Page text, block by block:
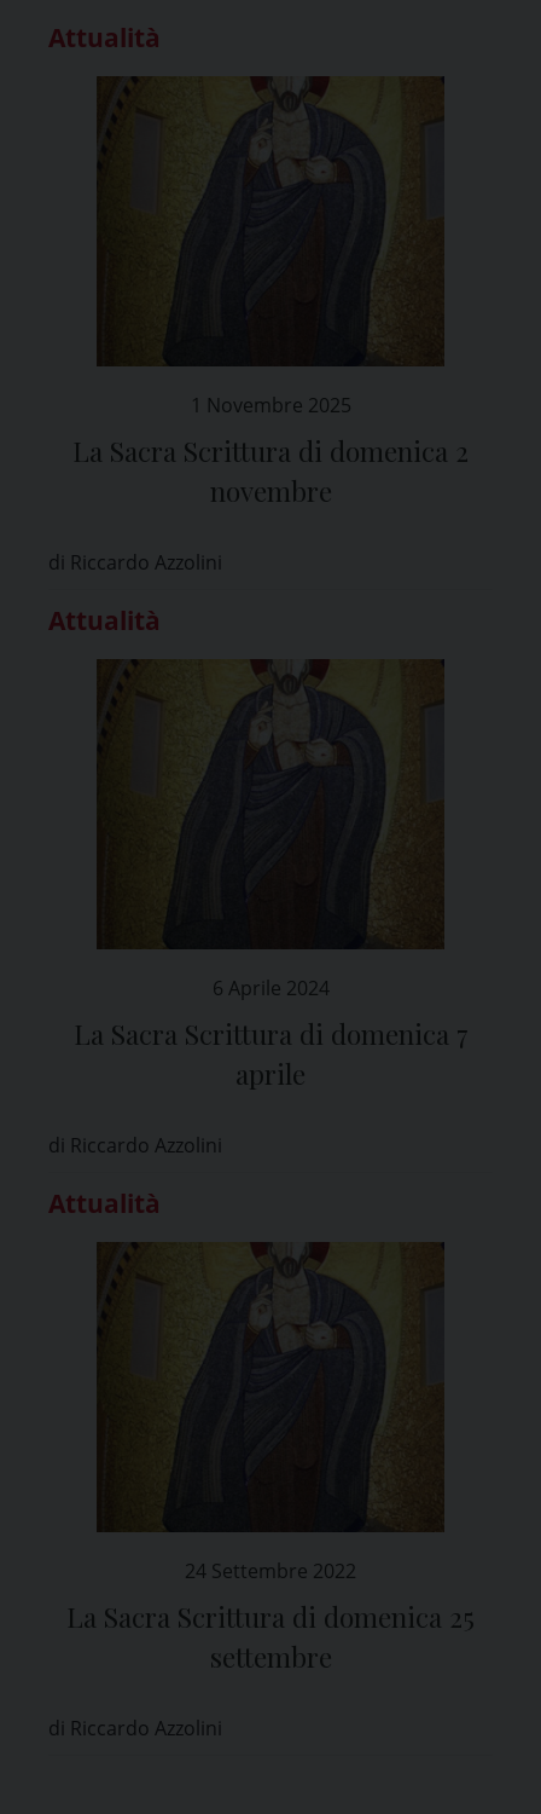
Attualità
1 Novembre 2025
La Sacra Scrittura di domenica 2
novembre
di Riccardo Azzolini
Attualità
6 Aprile 2024
La Sacra Scrittura di domenica 7
aprile
di Riccardo Azzolini
Attualità
24 Settembre 2022
La Sacra Scrittura di domenica 25
settembre
di Riccardo Azzolini